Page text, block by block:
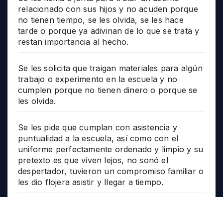
relacionado con sus hijos y no acuden porque
no tienen tiempo, se les olvida, se les hace
tarde o porque ya adivinan de lo que se trata y
restan importancia al hecho.
Se les solicita que traigan materiales para algún
trabajo o experimento en la escuela y no
cumplen porque no tienen dinero o porque se
les olvida.
Se les pide que cumplan con asistencia y
puntualidad a la escuela, así como con el
uniforme perfectamente ordenado y limpio y su
pretexto es que viven lejos, no sonó el
despertador, tuvieron un compromiso familiar o
les dio flojera asistir y llegar a tiempo.